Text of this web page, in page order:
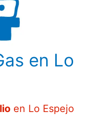
en Lo
en Lo Espejo